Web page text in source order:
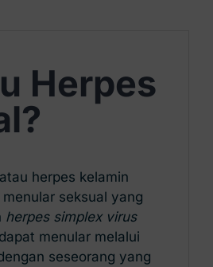
Herpes
atau herpes kelamin
seksual yang
herpes simplex virus
menular melalui
seseorang yang